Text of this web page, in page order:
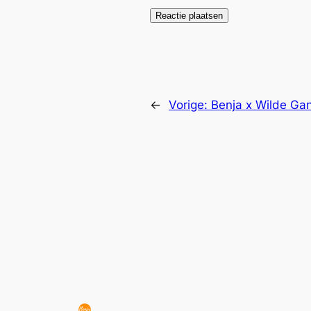
← Vorige: Benja x Wilde